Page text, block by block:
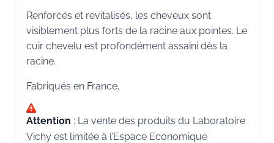
Renforcés et revitalisés, les cheveux sont
visiblement plus forts de la racine aux pointes. Le
cuir chevelu est profondément assaini dès la
racine.
Fabriqués en France.
Attention : La vente des produits du Laboratoire
Vichy est limitée à l’Espace Economique